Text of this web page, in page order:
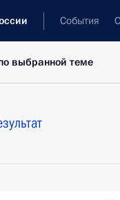
События
выбранной теме